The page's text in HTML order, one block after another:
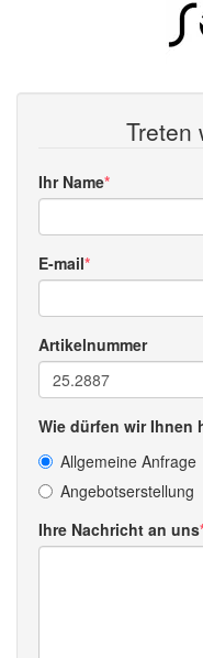
Treten
Ihr Name
E-mail
Artikelnummer
Wie dürfen wir Ihnen
Allgemeine Anfrage
Angebotserstellung
Ihre Nachricht an uns